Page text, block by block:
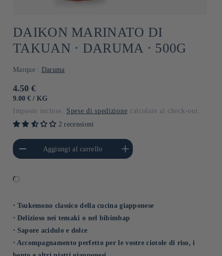
DAIKON MARINATO DI
TAKUAN ⋅ DARUMA ⋅ 500G
Marque : Daruma
Prezzo
di
4.50 €
PREZZO
9.00 € / PER
KG
Imposte incluse. Spese di spedizione calcolate al check-out.
2 recensioni
quantità per Default
Title
Aggiungi al carrello
Aumenta quantità per Default
Title
⋅ Tsukemono classico della cucina giapponese
⋅ Delizioso nei temaki o nel bibimbap
⋅ Sapore acidulo e dolce
⋅ Accompagnamento perfetto per le vostre ciotole di riso, i